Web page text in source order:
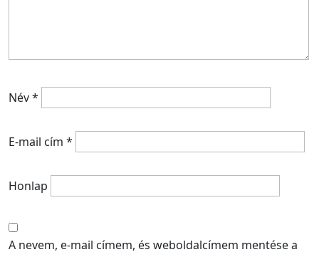
Név*
E-mail cím *
Honlap
A nevem, e-mail címem, és weboldalcímem mentése a